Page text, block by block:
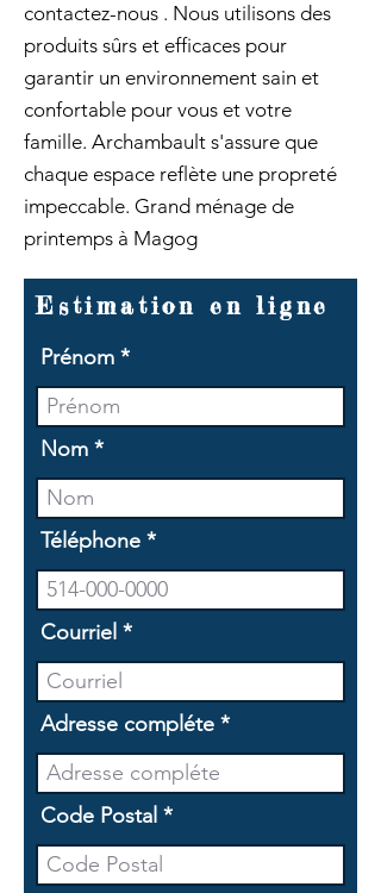
contactez-nous . Nous utilisons des
produits sûrs et efficaces pour
garantir un environnement sain et
confortable pour vous et votre
famille. Archambault s'assure que
chaque espace reflète une propreté
impeccable. Grand ménage de
printemps à Magog
Estimation en ligne
Prénom
Nom
Téléphone
Courriel
Adresse compléte
Code Postal